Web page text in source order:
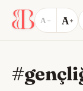
A − A+